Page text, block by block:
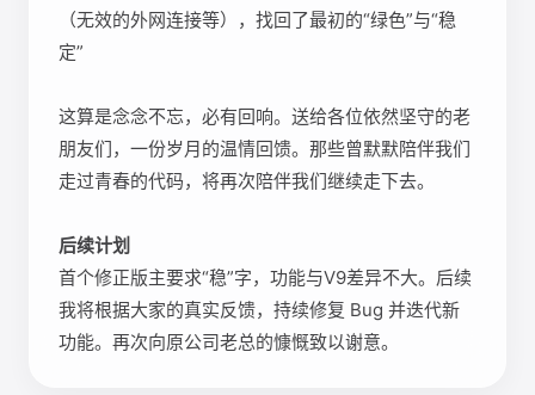
（无效的外网连接等），找回了最初的“绿色”与“稳
定”
这算是念念不忘，必有回响。送给各位依然坚守的老
朋友们，一份岁月的温情回馈。那些曾默默陪伴我们
走过青春的代码，将再次陪伴我们继续走下去。
后续计划
首个修正版主要求“稳”字，功能与V9差异不大。后续
我将根据大家的真实反馈，持续修复 Bug 并迭代新
功能。再次向原公司老总的慷慨致以谢意。